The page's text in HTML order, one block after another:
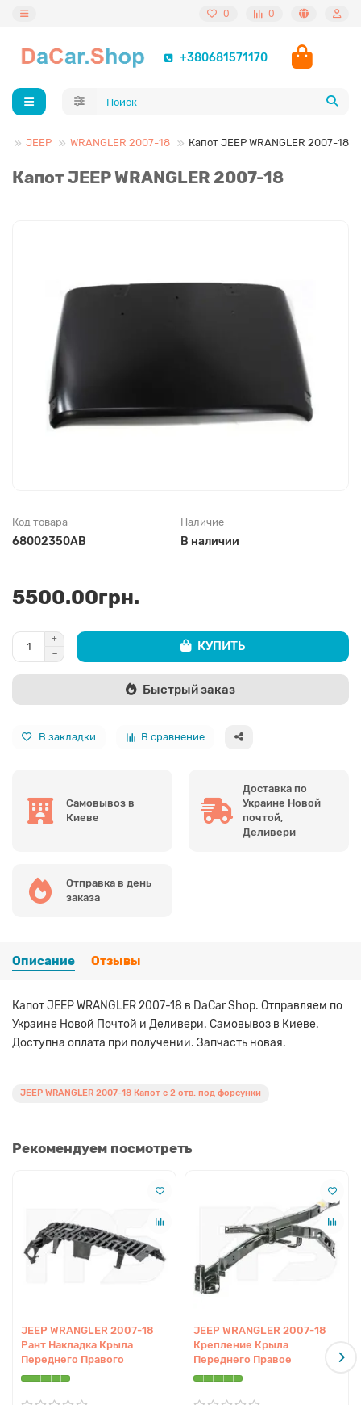
0 0
+380681571170
JEEP WRANGLER 2007-18 Капот JEEP WRANGLER 2007-18
Капот JEEP WRANGLER 2007-18
Код товара
68002350AB
Наличие
В наличии
5500.00грн.
КУПИТЬ
Быстрый заказ
В закладки В сравнение
Самовывоз в
Киеве
Доставка по
Украине Новой
почтой,
Деливери
Отправка в день
заказа
Описание Отзывы
Капот JEEP WRANGLER 2007-18 в DaCar Shop. Отправляем по
Украине Новой Почтой и Деливери. Самовывоз в Киеве.
Доступна оплата при получении. Запчасть новая.
JEEP WRANGLER 2007-18 Капот с 2 отв. под форсунки
Рекомендуем посмотреть
JEEP WRANGLER 2007-18
Рант Накладка Крыла
Переднего Правого
JEEP WRANGLER 2007-18
Крепление Крыла
Переднего Правое